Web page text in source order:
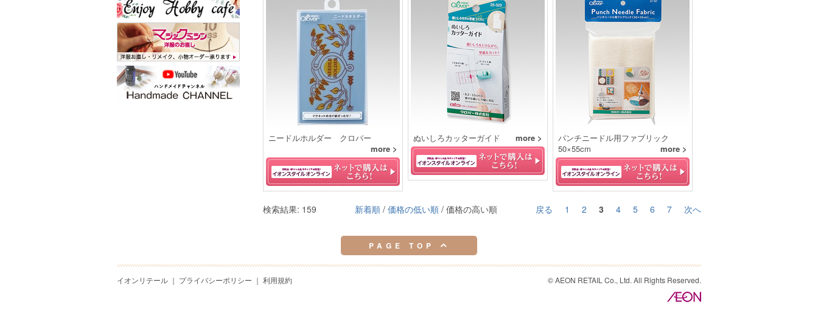
ニードルホルダー クロバー
more >
ぬいしろカッターガイド more >
パンチニードル用ファブリック
50×55cm
more >
検索結果: 159 戻る 1 2 3 4 5 6 7 次へ
新着順 / 価格の低い順 / 価格の高い順
PAGE TOP
イオンリテール ｜ プライバシーポリシー ｜ 利用規約 © AEON RETAIL Co., Ltd. All Rights Reserved.